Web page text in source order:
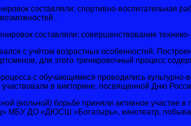
составляли: спортивно-воспитательная
.
составляли: совершенствование технико-
с учётом возрастных особенностей.
для этого тренировочный процесс
с обучающимися проводились культурно-
в викторине, посвященной Дню
(вольной) борьбе приняли активное участие
МБУ ДО «ДЮСШ «Богатырь», кинотеатр,